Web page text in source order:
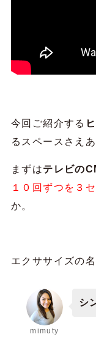
今回ご紹介する
るスペースさえ
まずはテレビの
１０回ずつを３
か。
エクササイズの
mimuty
シ